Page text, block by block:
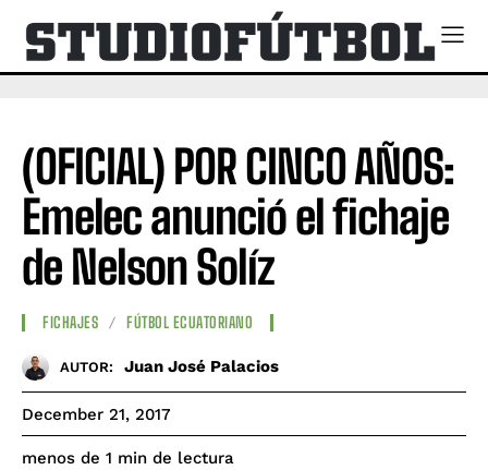
(OFICIAL) POR CINCO AÑOS:
Emelec anunció el fichaje
de Nelson Solíz
FICHAJES FÚTBOL ECUATORIANO
AUTOR: Juan José Palacios
December 21, 2017
menos de 1 min de lectura